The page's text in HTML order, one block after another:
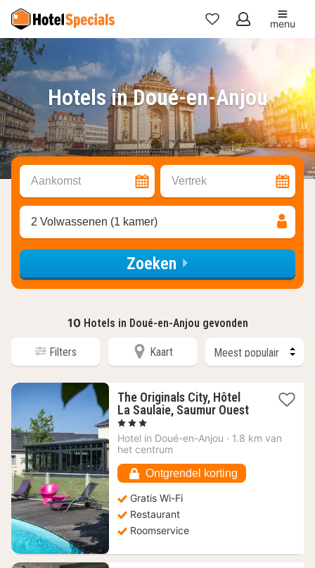
Mijn
favorieten
menu
Hotels in Doué-en-Anjou
Aankomst Vertrek
2 Volwassenen (1 kamer)
Zoeken
10 Hotels in Doué-en-Anjou gevonden
Filters Kaart
The Originals City, Hôtel
La Saulaie, Saumur Ouest1
vanaf
, 3 Sterren
Hotel in Doué-en-Anjou · 1.8 km van
het centrum
Ontgrendel korting
Gratis Wi-Fi
Restaurant
Roomservice